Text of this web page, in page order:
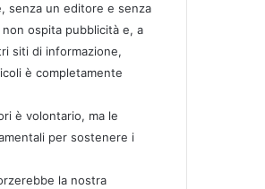
senza un editore e senza
ospita pubblicità e, a
siti di informazione,
è completamente
è volontario, ma le
per sostenere i
la nostra